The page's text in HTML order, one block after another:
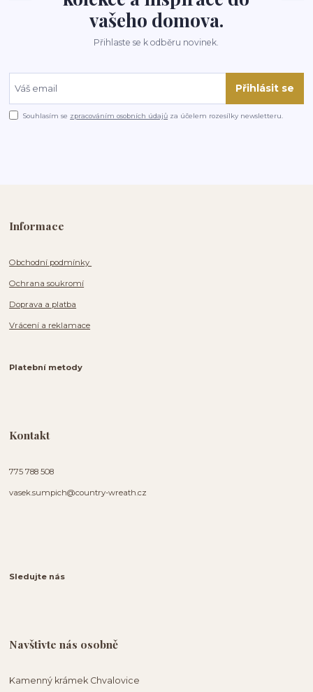
vašeho domova.
Přihlaste se k odběru novinek.
Přihlásit se
Souhlasím se zpracováním osobních údajů za účelem rozesílky newsletteru.
Informace
Obchodní podmínky
Ochrana soukromí
Doprava a platba
Vrácení a reklamace
Platební metody
Kontakt
775 788 508
vasek.sumpich@country-wreath.cz
Sledujte nás
Navštivte nás osobně
Kamenný krámek Chvalovice